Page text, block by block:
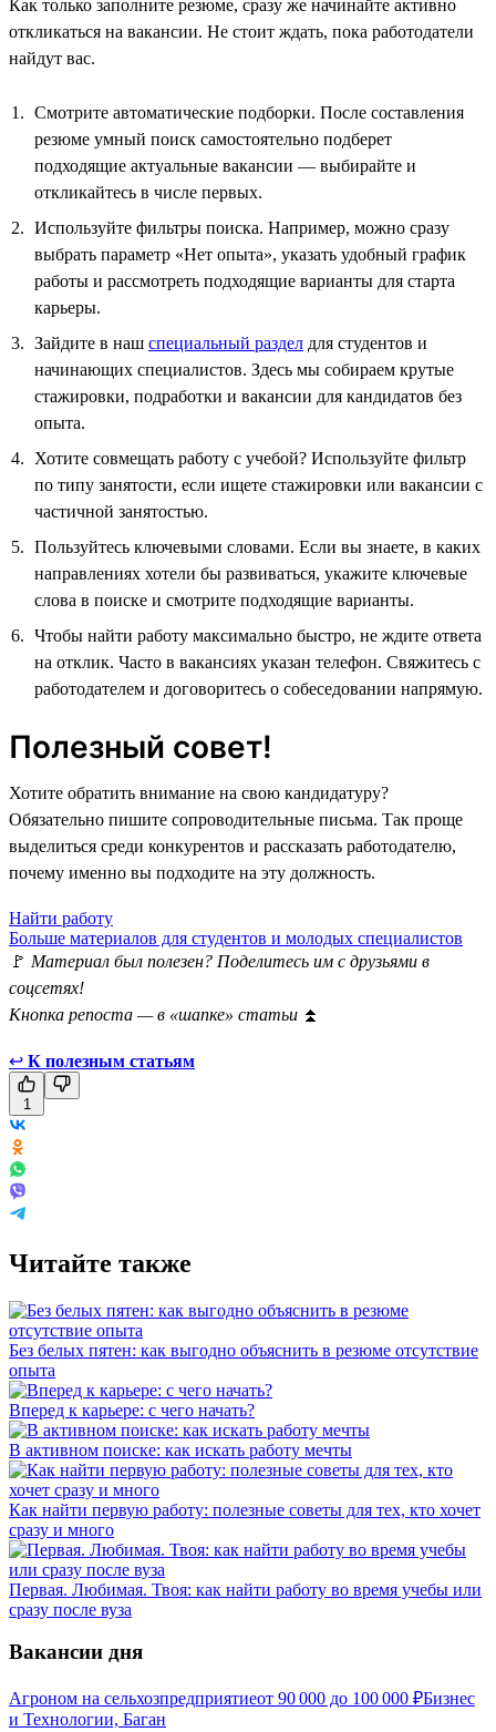
Как только заполните резюме, сразу же начинайте активно
откликаться на вакансии. Не стоит ждать, пока работодатели
найдут вас.
Смотрите автоматические подборки. После составления
резюме умный поиск самостоятельно подберет
подходящие актуальные вакансии — выбирайте и
откликайтесь в числе первых.
Используйте фильтры поиска. Например, можно сразу
выбрать параметр «Нет опыта», указать удобный график
работы и рассмотреть подходящие варианты для старта
карьеры.
Зайдите в наш специальный раздел для студентов и
начинающих специалистов. Здесь мы собираем крутые
стажировки, подработки и вакансии для кандидатов без
опыта.
Хотите совмещать работу с учебой? Используйте фильтр
по типу занятости, если ищете стажировки или вакансии с
частичной занятостью.
Пользуйтесь ключевыми словами. Если вы знаете, в каких
направлениях хотели бы развиваться, укажите ключевые
слова в поиске и смотрите подходящие варианты.
Чтобы найти работу максимально быстро, не ждите ответа
на отклик. Часто в вакансиях указан телефон. Свяжитесь с
работодателем и договоритесь о собеседовании напрямую.
Полезный совет!
Хотите обратить внимание на свою кандидатуру?
Обязательно пишите сопроводительные письма. Так проще
выделиться среди конкурентов и рассказать работодателю,
почему именно вы подходите на эту должность.
Найти работу
Больше материалов для студентов и молодых специалистов
🚩 Материал был полезен? Поделитесь им с друзьями в
соцсетях!
Кнопка репоста — в «шапке» статьи ⏫
↩ К полезным статьям
1
Читайте также
Без белых пятен: как выгодно объяснить в резюме отсутствие
опыта
Вперед к карьере: с чего начать?
В активном поиске: как искать работу мечты
Как найти первую работу: полезные советы для тех, кто хочет
сразу и много
Первая. Любимая. Твоя: как найти работу во время учебы или
сразу после вуза
Вакансии дня
Агроном на сельхозпредприятиеот 90 000 до 100 000 ₽Бизнес
и Технологии, Баган